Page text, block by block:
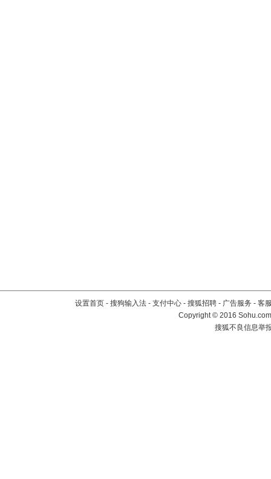
设置首页 - 搜狗输入法 - 支付中心 - 搜狐招聘 - 广告服务 - 客
Copyright©2016
搜狐不良信息举